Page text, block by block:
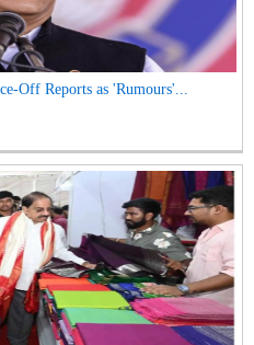
Off Reports as 'Rumours'...